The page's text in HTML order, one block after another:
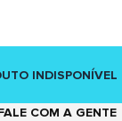
INDISPONÍVEL
COM A GENTE